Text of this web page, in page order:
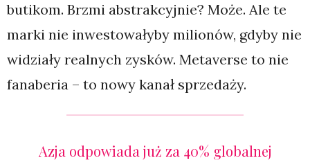
butikom. Brzmi abstrakcyjnie? Może. Ale te
marki nie inwestowałyby milionów, gdyby nie
widziały realnych zysków. Metaverse to nie
fanaberia – to nowy kanał sprzedaży.
Azja odpowiada już za 40% globalnej